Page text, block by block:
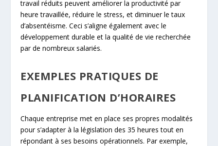
travail réduits peuvent améliorer la productivité par
heure travaillée, réduire le stress, et diminuer le taux
d’absentéisme. Ceci s’aligne également avec le
développement durable et la qualité de vie recherchée
par de nombreux salariés.
EXEMPLES PRATIQUES DE
PLANIFICATION D’HORAIRES
Chaque entreprise met en place ses propres modalités
pour s’adapter à la législation des 35 heures tout en
répondant à ses besoins opérationnels. Par exemple,